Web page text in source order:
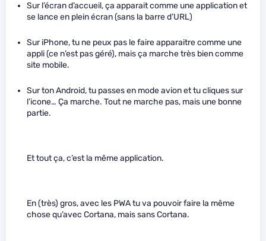
Sur l’écran d’accueil, ça apparait comme une application et
se lance en plein écran (sans la barre d’URL)
Sur iPhone, tu ne peux pas le faire apparaitre comme une
appli (ce n’est pas géré), mais ça marche très bien comme
site mobile.
Sur ton Android, tu passes en mode avion et tu cliques sur
l’icone… Ça marche. Tout ne marche pas, mais une bonne
partie.
Et tout ça, c’est la même application.
En (très) gros, avec les PWA tu va pouvoir faire la même
chose qu’avec Cortana, mais sans Cortana.